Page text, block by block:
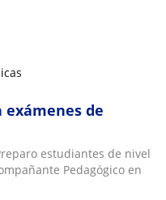
de
estudiantes de nivel
Pedagógico en